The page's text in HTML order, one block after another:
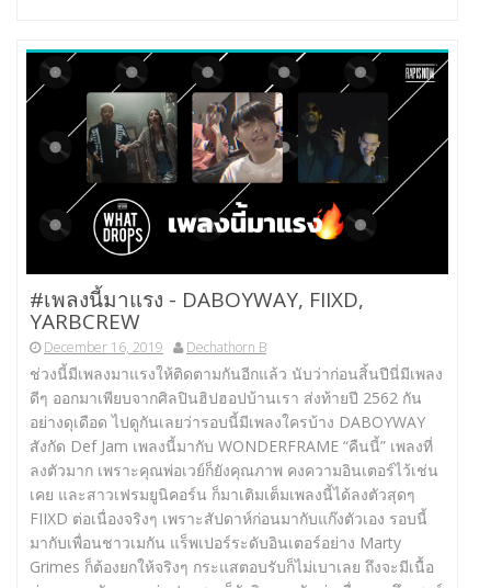
#เพลงนี้มาแรง -​ DABOYWAY, FIIXD,
YARBCREW
December 16, 2019 Dechathorn B
ช่วงนี้มีเพลงมาแรงให้ติดตามกันอีกแล้ว นับว่าก่อนสิ้นปีนี่มีเพลง
ดีๆ ออกมาเพียบจากศิลปินฮิปฮอปบ้านเรา ส่งท้ายปี 2562 กัน
อย่างดุเดือด ไปดูกันเลยว่ารอบนี้มีเพลงใครบ้าง DABOYWAY
สังกัด Def Jam เพลงนี้มากับ WONDERFRAME “คืนนี้” เพลงที่
ลงตัวมาก เพราะคุณพ่อเวย์ก็ยังคุณภาพ คงความอินเตอร์ไว้เช่น
เคย และสาวเฟรมยูนิคอร์น ก็มาเติมเต็มเพลงนี้ได้ลงตัวสุดๆ
FIIXD ต่อเนื่องจริงๆ เพราะสัปดาห์ก่อนมากับแก๊งตัวเอง รอบนี้
มากับเพื่อนชาวเมกัน แร็พเปอร์ระดับอินเตอร์อย่าง Marty
Grimes ก็ต้องยกให้จริงๆ กระแสตอบรับก็ไม่เบาเลย ถึงจะมีเนื้อ